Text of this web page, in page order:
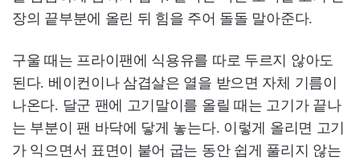
장의 끝부분에 올린 뒤 힘을 주어 돌돌 말아준다.
구울 때는 프라이팬에 식용유를 따로 두르지 않아도
된다. 베이컨이나 삼겹살은 열을 받으면 자체 기름이
나온다. 달군 팬에 고기말이를 올릴 때는 고기가 끝나
는 부분이 팬 바닥에 닿게 놓는다. 이렇게 올리면 고기
가 익으면서 표면이 붙어 굽는 동안 쉽게 풀리지 않는